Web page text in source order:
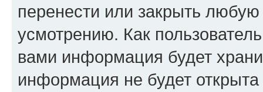
перенести или закрыть
усмотрению. Как
вами информация будет
информация не будет